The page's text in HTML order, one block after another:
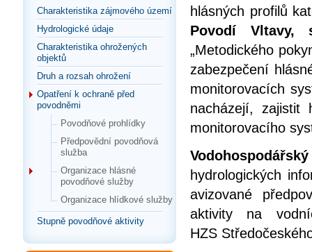
Charakteristika zájmového území
Hydrologické údaje
Charakteristika ohrožených
objektů
Druh a rozsah ohrožení
Opatření k ochraně před
povodněmi
Povodňové prohlídky
Předpovědní povodňová
služba
Organizace hlásné
povodňové služby
Organizace hlídkové služby
Stupně povodňové aktivity
hlásných profilů
Povodí Vltavy,
„Metodického
zabezpečení
monitorovacích
nacházejí, zajistit
monitorovacího
hydrologických
avizované
aktivity na
HZS